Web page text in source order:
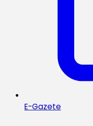
E-Gazete